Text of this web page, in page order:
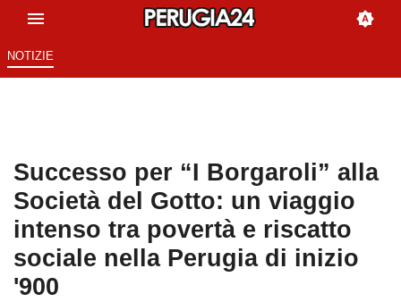
NOTIZIE
Successo per “I Borgaroli” alla
Società del Gotto: un viaggio
intenso tra povertà e riscatto
sociale nella Perugia di inizio
'900